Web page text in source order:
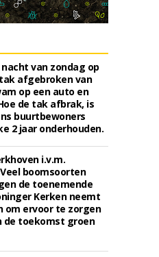
van zondag op
afgebroken van
op een auto en
de tak afbrak, is
buurtbewoners
2 jaar onderhouden.
i.v.m.
boomsoorten
de toenemende
Kerken neemt
om ervoor te zorgen
de toekomst groen